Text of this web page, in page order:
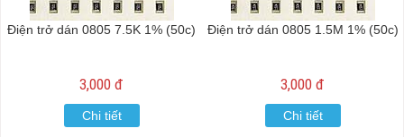
Điện trở dán 0805 7.5K 1% (50c)
3,000 đ
Chi tiết
Điện trở dán 0805 1.5M 1% (50c)
3,000 đ
Chi tiết